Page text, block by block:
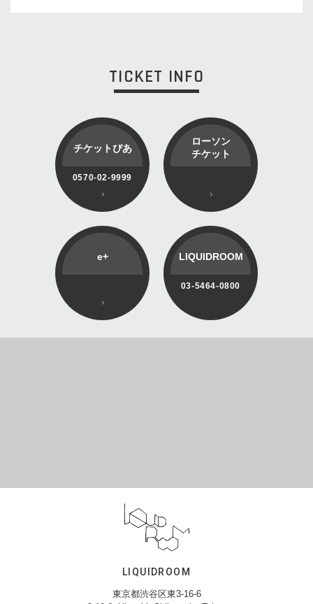
TICKET INFO
チケットぴあ
0570-02-9999
ローソン
チケット
e+ LIQUIDROOM
03-5464-0800
LIQUIDROOM
東京都渋谷区東3-16-6